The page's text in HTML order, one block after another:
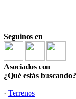
Seguinos en
Asociados con
¿Qué estás buscando?
· Terrenos